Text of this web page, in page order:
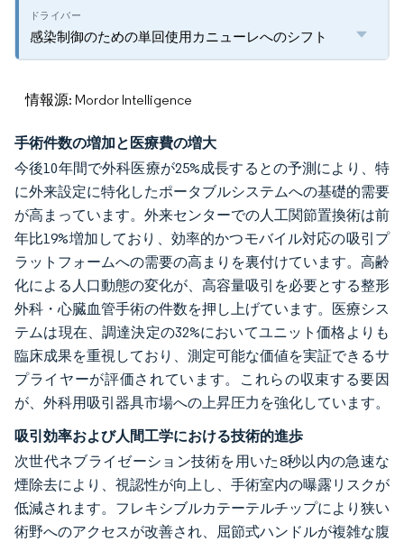
感染制御のための単回使用カニューレへのシフト
情報源: Mordor Intelligence
手術件数の増加と医療費の増大
今後10年間で外科医療が25%成長するとの予測により、特
に外来設定に特化したポータブルシステムへの基礎的需要
が高まっています。外来センターでの人工関節置換術は前
年比19%増加しており、効率的かつモバイル対応の吸引プ
ラットフォームへの需要の高まりを裏付けています。高齢
化による人口動態の変化が、高容量吸引を必要とする整形
外科・心臓血管手術の件数を押し上げています。医療シス
テムは現在、調達決定の32%においてユニット価格よりも
臨床成果を重視しており、測定可能な価値を実証できるサ
プライヤーが評価されています。これらの収束する要因
が、外科用吸引器具市場への上昇圧力を強化しています。
吸引効率および人間工学における技術的進歩
次世代ネブライゼーション技術を用いた8秒以内の急速な
煙除去により、視認性が向上し、手術室内の曝露リスクが
低減されます。フレキシブルカテーテルチップにより狭い
術野へのアクセスが改善され、屈節式ハンドルが複雑な腹